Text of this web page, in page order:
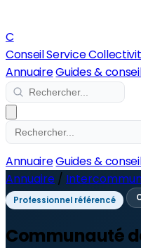
C
Conseil Service
AnnuaireGuides &
AnnuaireGuides &
Annuaire /
Professionnel référencé
Communauté